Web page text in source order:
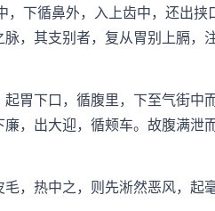
下循鼻外，入上齿中，还出挟
，其支别者，复从胃别上膈，
下口，循腹里，下至气街中
，出大迎，循颊车。故腹满泄
热中之，则先淅然恶风，起毫